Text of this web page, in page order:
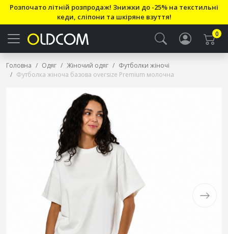
Розпочато літній розпродаж! Знижки до -25% на текстильні
кеди, сліпони та шкіряне взуття!
0
Головна Одяг Жіночий одяг
Футболки жіночі
Футболка жіноча базова oversize Premium молочна